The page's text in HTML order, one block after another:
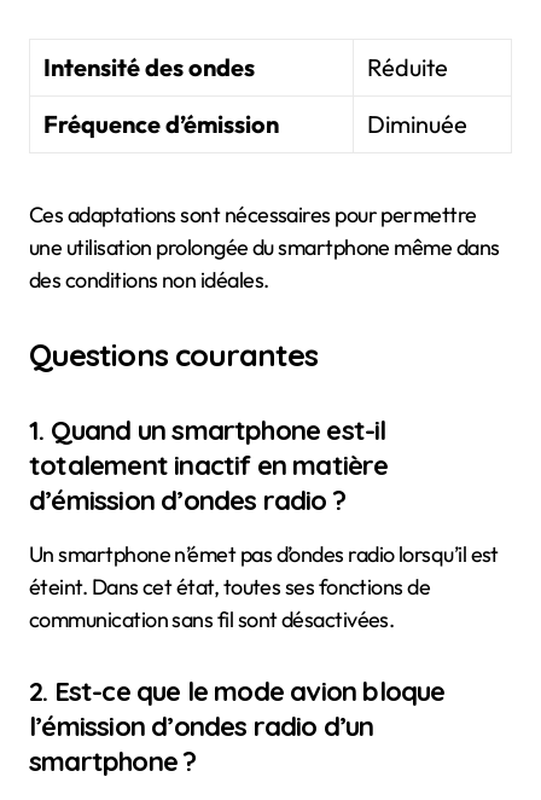
Intensité des ondes
Réduite
Fréquence d’émission
Diminuée
Ces adaptations sont nécessaires pour permettre
une utilisation prolongée du smartphone même dans
des conditions non idéales.
Questions courantes
1. Quand un smartphone est-il
totalement inactif en matière
d’émission d’ondes radio ?
Un smartphone n’émet pas d’ondes radio lorsqu’il est
éteint. Dans cet état, toutes ses fonctions de
communication sans fil sont désactivées.
2. Est-ce que le mode avion bloque
l’émission d’ondes radio d’un
smartphone ?